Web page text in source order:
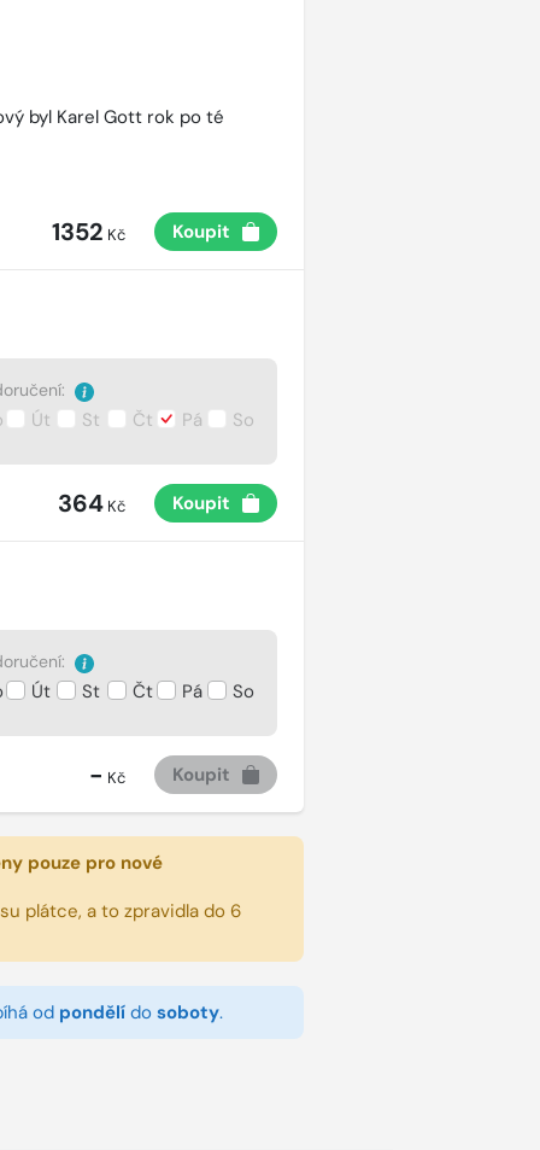
byl Karel Gott rok po té
1352 Kč Koupit
Út St Čt Pá So
364Kč Koupit
Út St Čt Pá So
- Kč Koupit
pouze pro nové
plátce, a to zpravidla do 6
od pondělído soboty.